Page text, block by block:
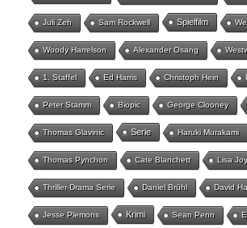
Juli Zeh Sam Rockwell Spielfilm
Woody Harrelson Alexander Osang
1. Staffel Ed Harris Christoph Hein
Peter Stamm Biopic George Clooney
Thomas Glavinic Serie Haruki Murakami
Thomas Pynchon Cate Blanchett Lisa
Thriller-Drama Serie Daniel Brühl David
Jesse Plemons Krimi Sean Penn